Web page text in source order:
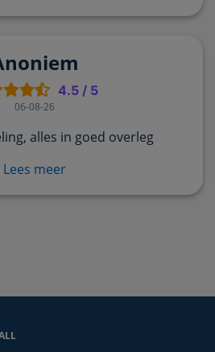
4.5/ 5
06-08-26
alles in goed overleg
Lees meer